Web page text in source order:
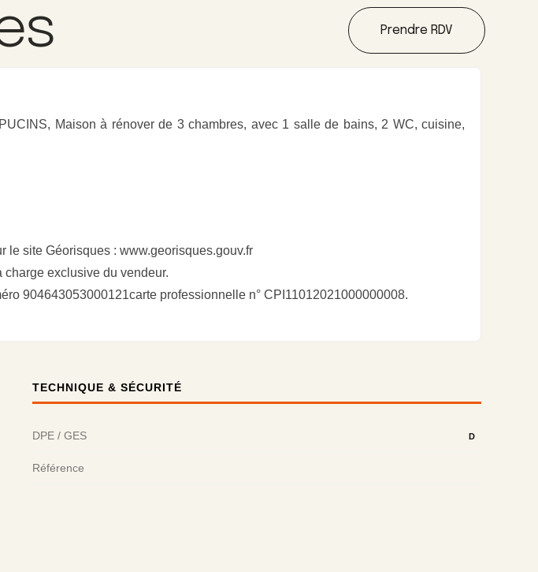
Prendre RDV
Maison à rénover de 3 chambres, avec 1 salle de bains, 2 WC, cuisine,
le site Géorisques : www.georisques.gouv.fr
exclusive du vendeur.
904643053000121carte professionnelle n° CPI11012021000000008.
TECHNIQUE & SÉCURITÉ
DPE / GES D
Référence